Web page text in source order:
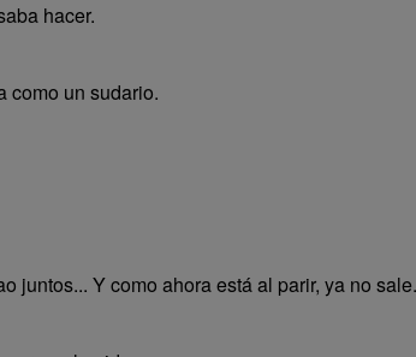
hacer.
como un sudario.
juntos... Y como ahora está al parir, ya no